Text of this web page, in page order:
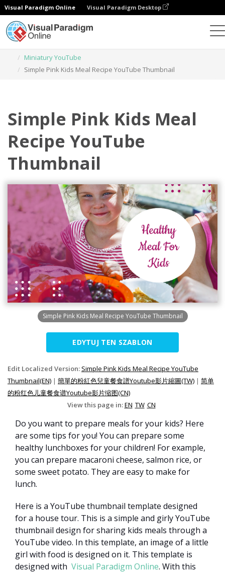
Visual Paradigm Online Visual Paradigm Desktop
Miniatury YouTube
Simple Pink Kids Meal Recipe YouTube Thumbnail
Simple Pink Kids Meal
Recipe YouTube
Thumbnail
Simple Pink Kids Meal Recipe YouTube Thumbnail
EDYTUJ TEN SZABLON
Edit Localized Version: Simple Pink Kids Meal Recipe YouTube
Thumbnail(EN) | 簡單的粉紅色兒童餐食譜Youtube影片縮圖(TW) | 简单
的粉红色儿童餐食谱Youtube影片缩图(CN)
View this page in:EN TW CN
Do you want to prepare meals for your kids? Here
are some tips for you! You can prepare some
healthy lunchboxes for your children! For example,
you can prepare macaroni cheese, salmon rice, or
some sweet potato. They are easy to make for
lunch.
Here is a YouTube thumbnail template designed
for a house tour. This is a simple and girly YouTube
thumbnail design for sharing kids meals through a
YouTube video. In this template, an image of a little
girl with food is designed on it. This template is
designed with Visual Paradigm Online. With this